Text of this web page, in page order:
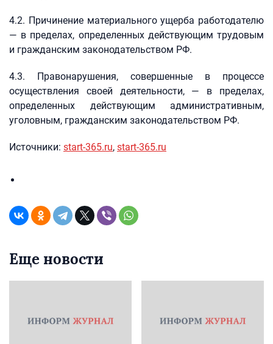
4.2. Причинение материального ущерба работодателю
— в пределах, определенных действующим трудовым
и гражданским законодательством РФ.
4.3. Правонарушения, совершенные в процессе
осуществления своей деятельности, — в пределах,
определенных действующим административным,
уголовным, гражданским законодательством РФ.
Источники: start-365.ru, start-365.ru
Еще новости